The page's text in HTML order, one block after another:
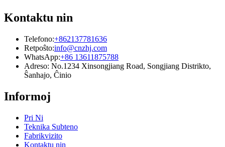
Kontaktu nin
Telefono:+862137781636
Retpoŝto:info@cnzhj.com
WhatsApp:+86 13611875788
Adreso: No.1234 Xinsongjiang Road, Songjiang Distrikto,
Ŝanhajo, Ĉinio
Informoj
Pri Ni
Teknika Subteno
Fabrikvizito
Kontaktu nin